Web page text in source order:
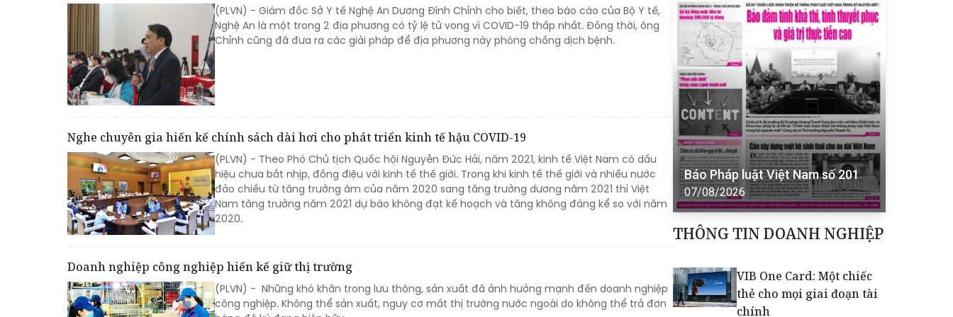
(PLVN) - Giám đốc Sở Y tế Nghệ An Dương Đình Chỉnh cho biết, theo báo cáo của Bộ Y tế,
Nghệ An là một trong 2 địa phương có tỷ lệ tử vong vì COVID-19 thấp nhất. Đồng thời, ông
Chỉnh cũng đã đưa ra các giải pháp để địa phương này phòng chống dịch bệnh.
Nghe chuyên gia hiến kế chính sách dài hơi cho phát triển kinh tế hậu COVID-19
(PLVN) - Theo Phó Chủ tịch Quốc hội Nguyễn Đức Hải, năm 2021, kinh tế Việt Nam có dấu
hiệu chưa bắt nhịp, đồng điệu với kinh tế thế giới. Trong khi kinh tế thế giới và nhiều nước
đảo chiều từ tăng trưởng âm của năm 2020 sang tăng trưởng dương năm 2021 thì Việt
Nam tăng trưởng năm 2021 dự báo không đạt kế hoạch và tăng không đáng kể so với năm
2020.
Doanh nghiệp công nghiệp hiến kế giữ thị trường
(PLVN) - Những khó khăn trong lưu thông, sản xuất đã ảnh hưởng mạnh đến doanh nghiệp
công nghiệp. Không thể sản xuất, nguy cơ mất thị trường nước ngoài do không thể trả đơn
Báo Pháp luật Việt Nam số 201
07/08/2026
THÔNG TIN DOANH NGHIỆP
VIB One Card: Một chiếc
thẻ cho mọi giai đoạn tài
chính